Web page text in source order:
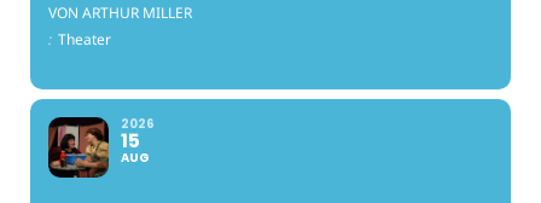
VON ARTHUR MILLER
: Theater
2026
15
AUG